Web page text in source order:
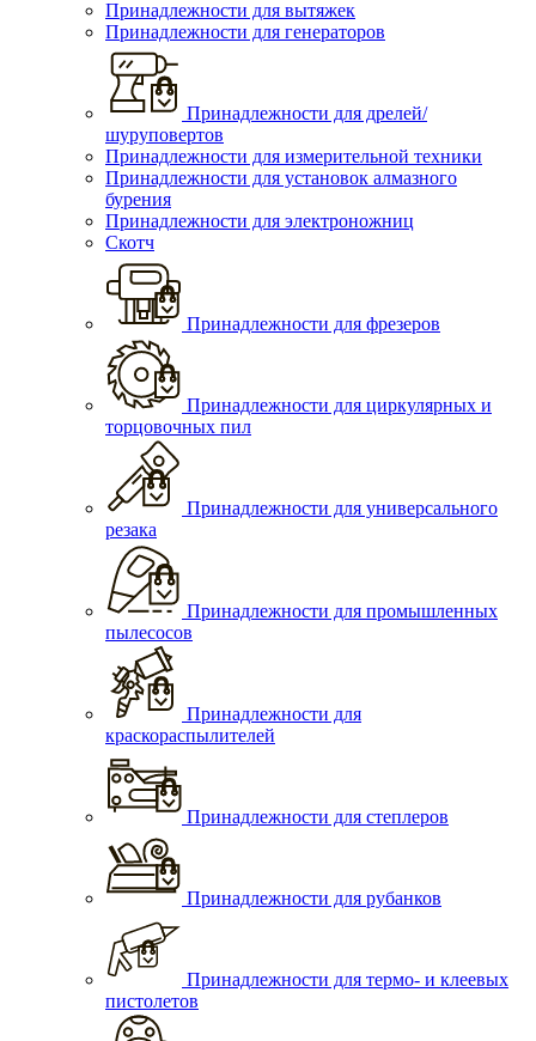
Принадлежности для вытяжек
Принадлежности для генераторов
Принадлежности для дрелей/
шуруповертов
Принадлежности для измерительной техники
Принадлежности для установок алмазного
бурения
Принадлежности для электроножниц
Скотч
Принадлежности для фрезеров
Принадлежности для циркулярных и
торцовочных пил
Принадлежности для универсального
резака
Принадлежности для промышленных
пылесосов
Принадлежности для
краскораспылителей
Принадлежности для степлеров
Принадлежности для рубанков
Принадлежности для термо- и клеевых
пистолетов